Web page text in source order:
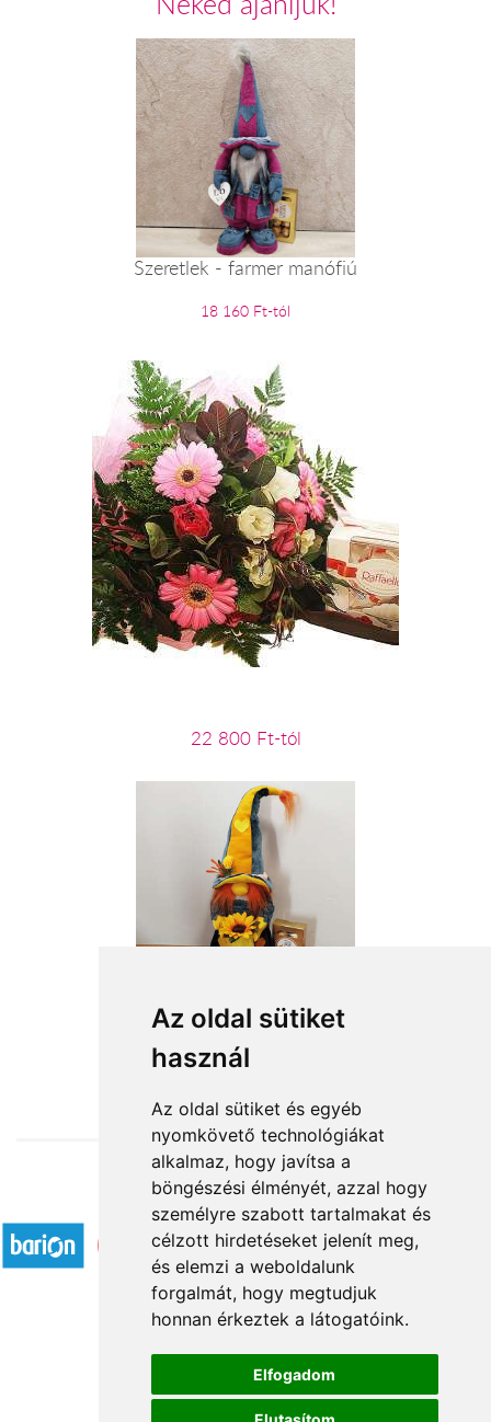
Az oldal sütiket
használ
Az oldal sütiket és egyéb
nyomkövető technológiákat
alkalmaz, hogy javítsa a
böngészési élményét, azzal hogy
személyre szabott tartalmakat és
célzott hirdetéseket jelenít meg,
és elemzi a weboldalunk
forgalmát, hogy megtudjuk
honnan érkeztek a látogatóink.
Elfogadom
Szeretlek - farmer manófiú
18 160 Ft-tól
22 800 Ft-tól
Sárga-bársonyzöld manólány
18 360 Ft-tól
Elfogadott fizetési módok
Á.SZ.F.
Impresszum